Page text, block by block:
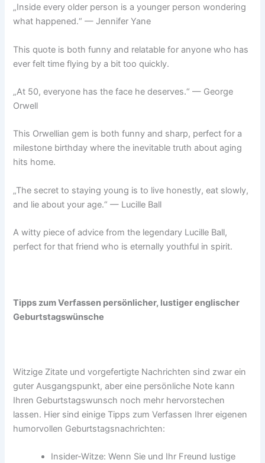
„Inside every older person is a younger person wondering
what happened.“ — Jennifer Yane
This quote is both funny and relatable for anyone who has
ever felt time flying by a bit too quickly.
„At 50, everyone has the face he deserves.“ — George
Orwell
This Orwellian gem is both funny and sharp, perfect for a
milestone birthday where the inevitable truth about aging
hits home.
„The secret to staying young is to live honestly, eat slowly,
and lie about your age.“ — Lucille Ball
A witty piece of advice from the legendary Lucille Ball,
perfect for that friend who is eternally youthful in spirit.
Tipps zum Verfassen persönlicher, lustiger englischer
Geburtstagswünsche
Witzige Zitate und vorgefertigte Nachrichten sind zwar ein
guter Ausgangspunkt, aber eine persönliche Note kann
Ihren Geburtstagswunsch noch mehr hervorstechen
lassen. Hier sind einige Tipps zum Verfassen Ihrer eigenen
humorvollen Geburtstagsnachrichten:
Insider-Witze: Wenn Sie und Ihr Freund lustige